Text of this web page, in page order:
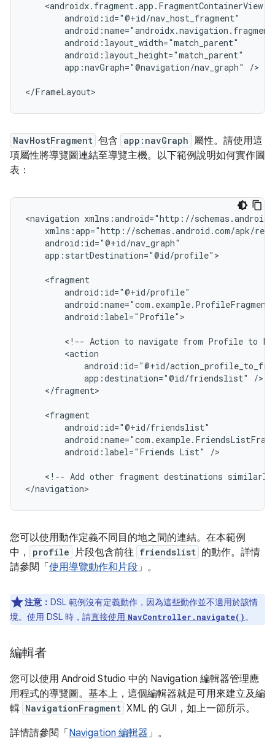
app:navGraph="@navigation/nav_graph"
/>
NavHostFragment 包含 app:navGraph 屬性。請使用這
項屬性將導覽圖連結至導覽主機。以下範例說明如何實作圖
表：
<navigation
app:startDestination="@id/profile">
android:label="Profile">
<!-- Action to navigate from Profile to
app:destination="@id/friendslist"
</fragment>
android:label="Friends List" />
<!-- Add other fragment destinations
您可以使用動作定義不同目的地之間的連結。在本範例
中，
profile 片段包含前往 friendslist 的動作。詳情
請參閱「 使用導覽動作和片段」。
注意： DSL 範例沒有定義動作，因為這些動作並不適用於該情
境。使用 DSL 時，請直接使用 NavController.navigate()。
編輯者
您可以使用 Android Studio 中的 Navigation 編輯器管理應
用程式的導覽圖。基本上，這個編輯器就是可用來建立及編
輯 NavigationFragment XML 的 GUI，如上一節所示。
詳情請參閱「 Navigation 編輯器」。